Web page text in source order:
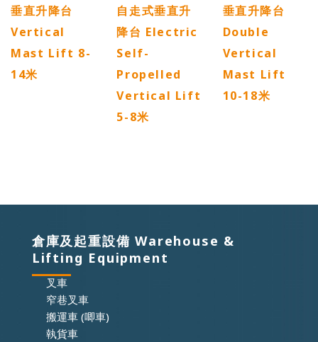
垂直升降台
Vertical
Mast Lift 8-
14米
自走式垂直升
降台 Electric
Self-
Propelled
Vertical Lift
5-8米
垂直升降台
Double
Vertical
Mast Lift
10-18米
倉庫及起重設備 Warehouse &
Lifting Equipment
叉車
窄巷叉車
搬運車 (唧車)
執貨車